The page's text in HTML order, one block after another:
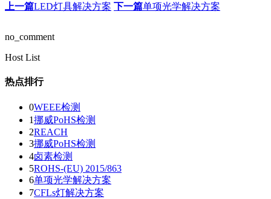
上一篇LED灯具解决方案 下一篇单项光学解决方案
no_comment
Host List
热点排行
0WEEE检测
1挪威PoHS检测
2REACH
3挪威PoHS检测
4卤素检测
5ROHS-(EU) 2015/863
6单项光学解决方案
7CFLs灯解决方案